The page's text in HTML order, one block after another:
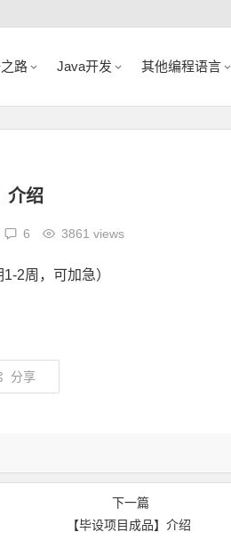
路 Java开发 其他编程语言
介绍
6 3861 views
2周，可加急）
分享
下一篇
【毕设项目成品】介绍